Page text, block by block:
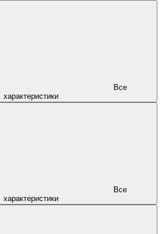
характеристики
характеристики